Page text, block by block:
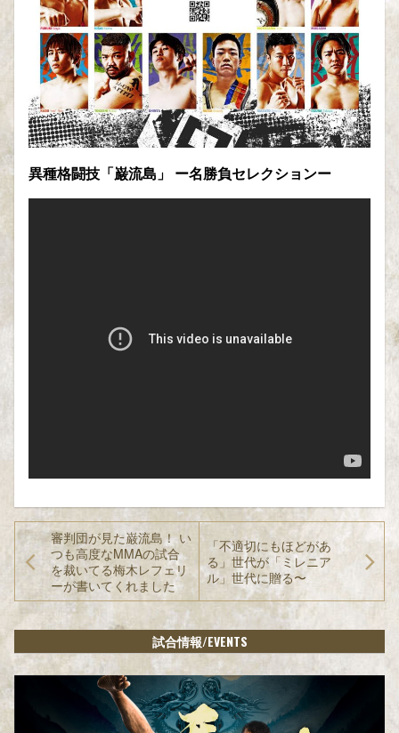
異種格闘技「巌流島」 ー名勝負セレクションー
審判団が見た巌流島！ い
つも高度なMMAの試合
を裁いてる梅木レフェリ
ーが書いてくれました
「不適切にもほどがあ
る」世代が「ミレニア
ル」世代に贈る〜
試合情報/EVENTS